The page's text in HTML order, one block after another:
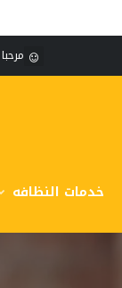
خدمات النظافه